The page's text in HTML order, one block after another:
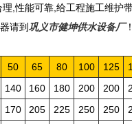
,性能可靠,给工程施工维护
请到巩义市健坤供水设备厂！
50 65 80 100 125
140 160 180 200 200
170 205 225 250 250